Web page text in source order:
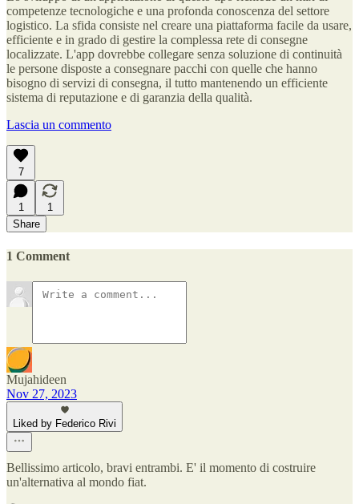
competenze tecnologiche e una profonda conoscenza del settore
logistico. La sfida consiste nel creare una piattaforma facile da usare,
efficiente e in grado di gestire la complessa rete di consegne
localizzate. L'app dovrebbe collegare senza soluzione di continuità
le persone disposte a consegnare pacchi con quelle che hanno
bisogno di servizi di consegna, il tutto mantenendo un efficiente
sistema di reputazione e di garanzia della qualità.
Lascia un commento
7
1
1
Share
1 Comment
Mujahideen
Nov 27, 2023
Liked by Federico Rivi
Bellissimo articolo, bravi entrambi. E' il momento di costruire
un'alternativa al mondo fiat.